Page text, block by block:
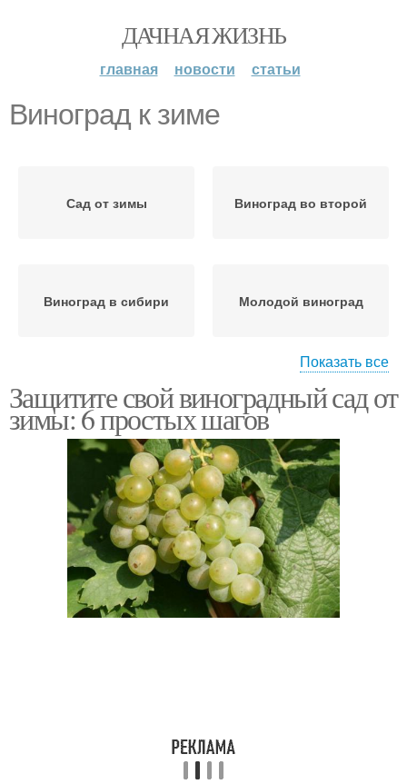
ДАЧНАЯ ЖИЗНЬ
главная новости статьи
Виноград к зиме
Сад от зимы Виноград во второй
Виноград в сибири Молодой виноград
Виноград на зиму Уход за виноградом
Подготовка к зиме Виноград в сентябре
Показать все
Защитите свой виноградный сад от
зимы: 6 простых шагов